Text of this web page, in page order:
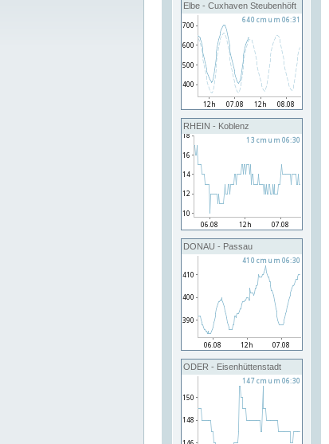
Elbe - Cuxhaven Steubenhöft
RHEIN - Koblenz
DONAU - Passau
ODER - Eisenhüttenstadt